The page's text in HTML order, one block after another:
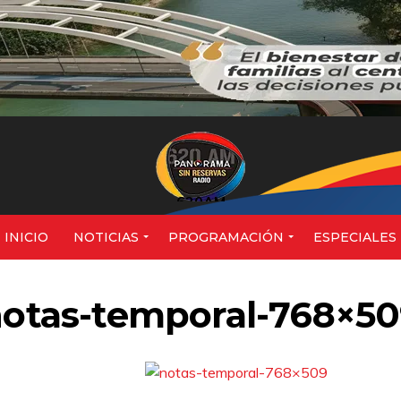
620AM
INICIO NOTICIAS PROGRAMACIÓN ESPECIALES
temporal-